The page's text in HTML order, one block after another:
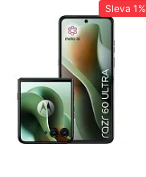
Sleva 1%